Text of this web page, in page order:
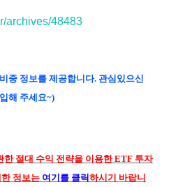
archives/48483
중 정보를 제공합니다. 관심있으신
해 주세요~)
절대 수익 전략을 이용한 ETF 투자
정보는 여기를 클릭하시기 바랍니